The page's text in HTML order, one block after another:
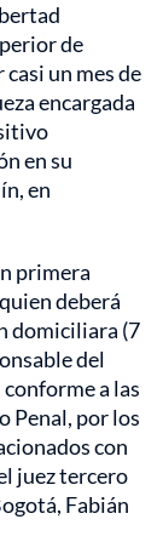
de
un mes de
encargada
en su
en
primera
quien deberá
domiciliara (7
del
a las
Penal, por los
con
juez tercero
Fabián